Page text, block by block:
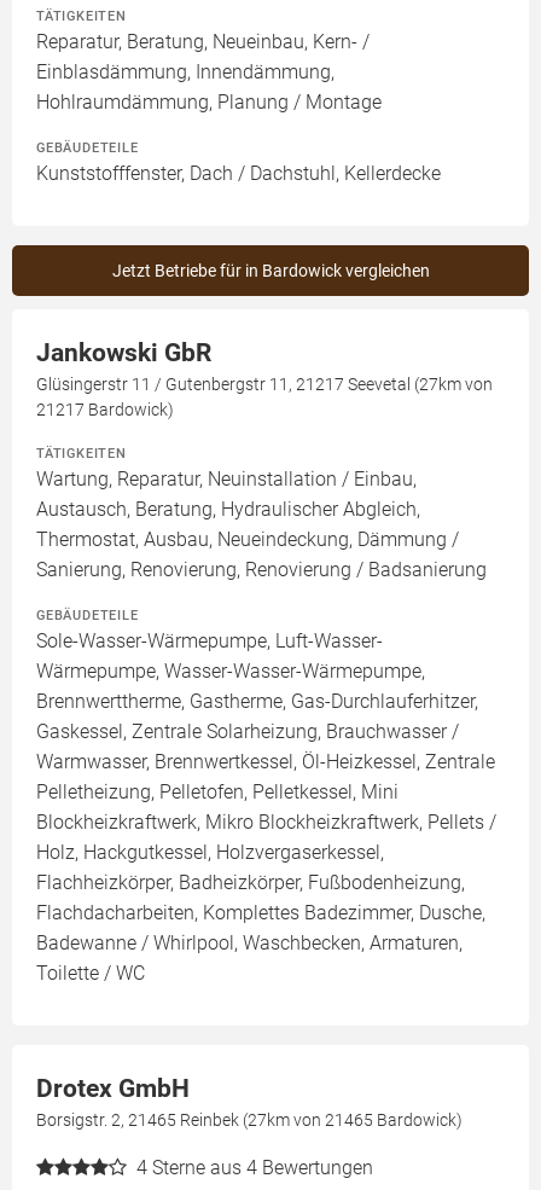
TÄTIGKEITEN
Reparatur, Beratung, Neueinbau, Kern- /
Einblasdämmung, Innendämmung,
Hohlraumdämmung, Planung / Montage
GEBÄUDETEILE
Kunststofffenster, Dach / Dachstuhl, Kellerdecke
Jetzt Betriebe für in Bardowick vergleichen
Jankowski GbR
Glüsingerstr 11 / Gutenbergstr 11, 21217 Seevetal (27km von
21217 Bardowick)
TÄTIGKEITEN
Wartung, Reparatur, Neuinstallation / Einbau,
Austausch, Beratung, Hydraulischer Abgleich,
Thermostat, Ausbau, Neueindeckung, Dämmung /
Sanierung, Renovierung, Renovierung / Badsanierung
GEBÄUDETEILE
Sole-Wasser-Wärmepumpe, Luft-Wasser-
Wärmepumpe, Wasser-Wasser-Wärmepumpe,
Brennwerttherme, Gastherme, Gas-Durchlauferhitzer,
Gaskessel, Zentrale Solarheizung, Brauchwasser /
Warmwasser, Brennwertkessel, Öl-Heizkessel, Zentrale
Pelletheizung, Pelletofen, Pelletkessel, Mini
Blockheizkraftwerk, Mikro Blockheizkraftwerk, Pellets /
Holz, Hackgutkessel, Holzvergaserkessel,
Flachheizkörper, Badheizkörper, Fußbodenheizung,
Flachdacharbeiten, Komplettes Badezimmer, Dusche,
Badewanne / Whirlpool, Waschbecken, Armaturen,
Toilette / WC
Drotex GmbH
Borsigstr. 2, 21465 Reinbek (27km von 21465 Bardowick)
4 Sterne aus 4 Bewertungen